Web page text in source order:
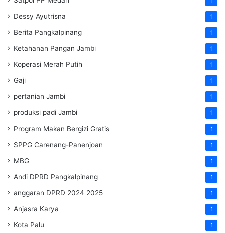
Dessy Ayutrisna 1
Berita Pangkalpinang 1
Ketahanan Pangan Jambi 1
Koperasi Merah Putih 1
Gaji 1
pertanian Jambi 1
produksi padi Jambi 1
Program Makan Bergizi Gratis 1
SPPG Carenang-Panenjoan 1
MBG 1
Andi DPRD Pangkalpinang 1
anggaran DPRD 2024 2025 1
Anjasra Karya 1
Kota Palu 1